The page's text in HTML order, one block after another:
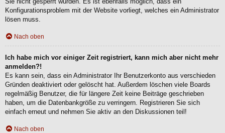
Konfigurationsproblem mit der Website vorliegt, welches ein Administrator
lösen muss.
Nach oben
Ich habe mich vor einiger Zeit registriert, kann mich aber nicht mehr
anmelden?!
Es kann sein, dass ein Administrator Ihr Benutzerkonto aus verschieden
Gründen deaktiviert oder gelöscht hat. Außerdem löschen viele Boards
regelmäßig Benutzer, die für längere Zeit keine Beiträge geschrieben
haben, um die Datenbankgröße zu verringern. Registrieren Sie sich
einfach erneut und nehmen Sie aktiv an den Diskussionen teil!
Nach oben